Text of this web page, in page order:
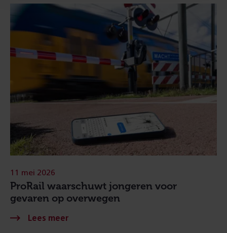
ProRail waarschuwt jongeren voor
gevaren op overwegen
11 mei 2026